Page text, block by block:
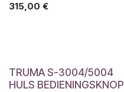
315,00 €
TRUMA S-3004/5004
HULS BEDIENINGSKNOP